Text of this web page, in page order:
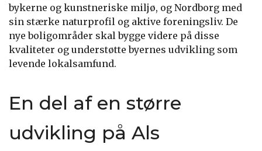
bykerne og kunstneriske miljø, og Nordborg med
sin stærke naturprofil og aktive foreningsliv. De
nye boligområder skal bygge videre på disse
kvaliteter og understøtte byernes udvikling som
levende lokalsamfund.
En del af en større
udvikling på Als